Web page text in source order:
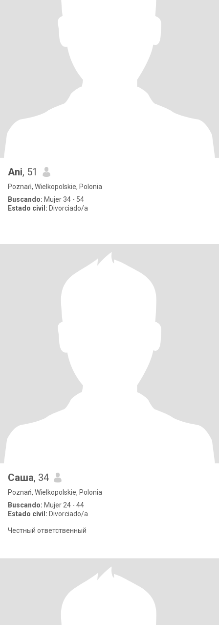
Ani, 51
Poznań, Wielkopolskie, Polonia
Buscando: Mujer 34 - 54
Estado civil: Divorciado/a
Саша, 34
Poznań, Wielkopolskie, Polonia
Buscando: Mujer 24 - 44
Estado civil: Divorciado/a
Честный ответственный